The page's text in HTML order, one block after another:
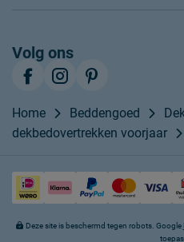
Volg ons
Home Beddengoed
dekbedovertrekken voorjaar
Deze site is beschermd tegen robots. Google